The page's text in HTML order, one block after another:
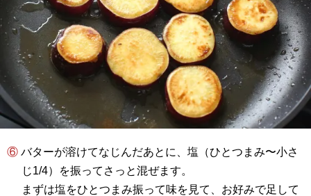
⑥ バターが溶けてなじんだあとに、塩（ひとつまみ〜小さ
じ1/4）を振ってさっと混ぜます。
まずは塩をひとつまみ振って味を見て、お好みで足して